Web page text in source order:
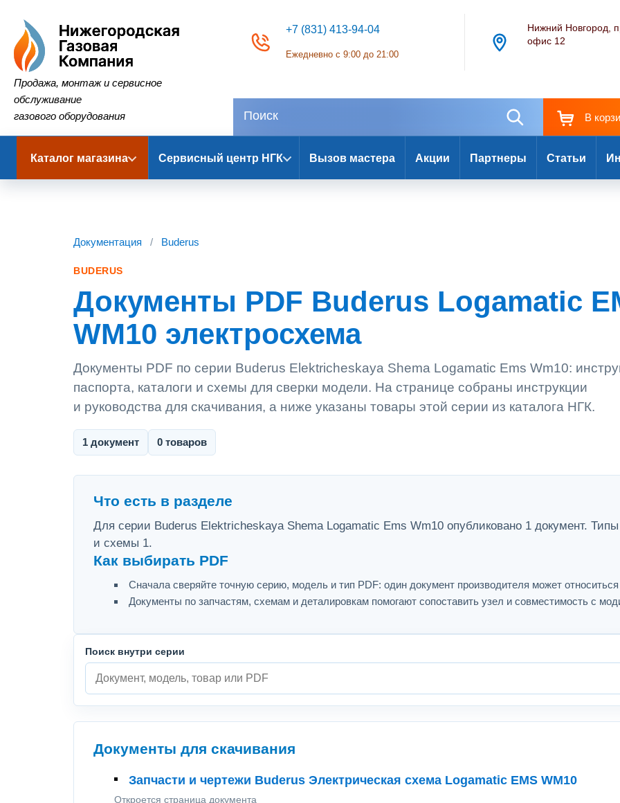
Нижегородская Газовая Компания
Продажа, монтаж и сервисное
обслуживание
газового оборудования
+7 (831) 413-94-04
Ежедневно с 9:00 до 21:00
Нижний Новгород,
офис 12
В
Каталог магазина Сервисный центр НГК Вызов мастера Акции Партнеры Статьи
Документация / Buderus
BUDERUS
Документы PDF Buderus Logamatic
WM10 электросхема
Документы PDF по серии Buderus Elektricheskaya Shema Logamatic Ems Wm10:
паспорта, каталоги и схемы для сверки модели. На странице собраны инструкции
и руководства для скачивания, а ниже указаны товары этой серии из каталога НГК.
1 документ 0 товаров
Что есть в разделе
Для серии Buderus Elektricheskaya Shema Logamatic Ems Wm10 опубликовано 1 документ.
и схемы 1.
Как выбирать PDF
Сначала сверяйте точную серию, модель и тип PDF: один документ производителя может
Документы по запчастям, схемам и деталировкам помогают сопоставить узел и совместимость с
Поиск внутри серии
Документы для скачивания
Запчасти и чертежи Buderus Электрическая схема Logamatic EMS WM10
Откроется страница документа